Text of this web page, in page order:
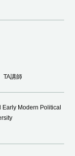
TA講師
Early Modern Political